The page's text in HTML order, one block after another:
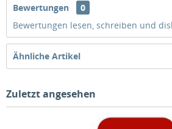
Bewertungen
0
Bewertungen lesen, schreiben und
Ähnliche Artikel
Zuletzt angesehen